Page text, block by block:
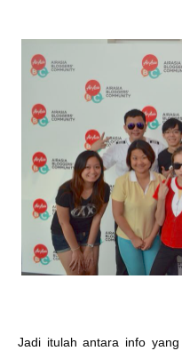
Jadi itulah antara info